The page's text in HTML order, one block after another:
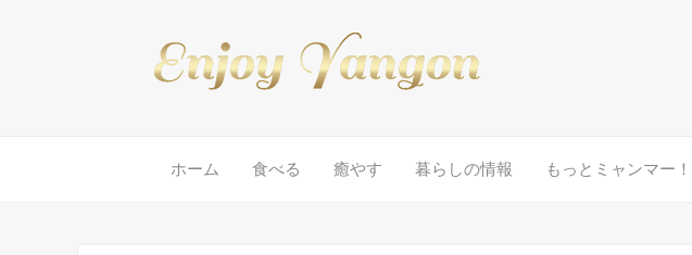
ホーム 食べる 癒やす 暮らしの情報 もっとミャンマー！